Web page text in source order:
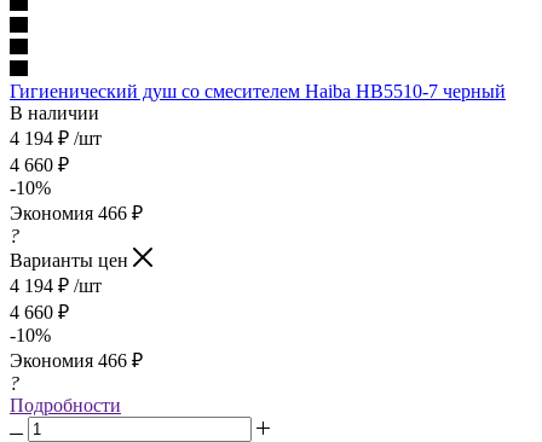
Гигиенический душ со смесителем Haiba HB5510-7 черный
В наличии
4 194 ₽ /шт
4 660 ₽
-10%
Экономия 466 ₽
?
Варианты цен
4 194 ₽ /шт
4 660 ₽
-10%
Экономия 466 ₽
?
Подробности